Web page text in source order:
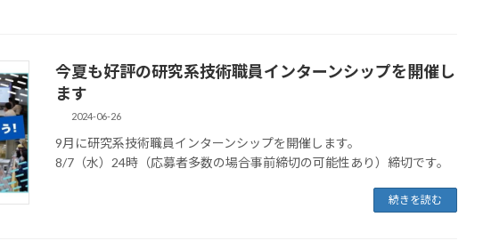
今夏も好評の研究系技術職員インターンシップを開催し
ます
2024-06-26
9月に研究系技術職員インターンシップを開催します。
8/7（水）24時（応募者多数の場合事前締切の可能性あり）締切です。
続きを読む